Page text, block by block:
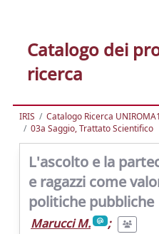
Catalogo dei
ricerca
IRIS Catalogo Ricerca UNIROMA1
03a Saggio, Trattato Scientifico
L'ascolto e la
e ragazzi come
politiche pubbliche
Marucci M.
;